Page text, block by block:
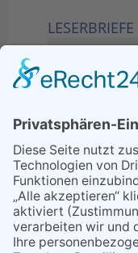
LESERBRIEFE
21.04.2026
11.03.2026
04.02.2026